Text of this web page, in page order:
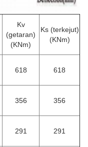
Kv
(getaran)
(KNm)
Ks (terkejut)
(KNm)
618 618
356 356
291 291